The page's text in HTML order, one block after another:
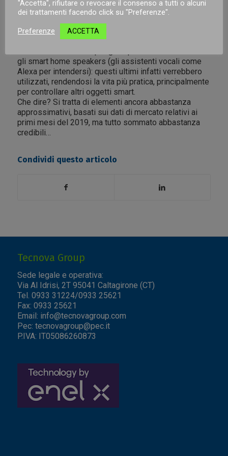
Secondo alcune proiezioni poi la domotica nei
tendenza nel senso che la classifica degli oggetti più
venduti esposta sopra potrebbe ribaltarsi vedendo un
gli smart home speakers (gli assistenti vocali come
Alexa per intendersi): questi ultimi infatti verrebbero
utilizzati, rendendosi la vita più pratica, principalmente
per controllare altri oggetti smart.
Che dire? Si tratta di elementi ancora abbastanza
approssimativi, basati sui dati di mercato relativi ai
primi mesi del 2019, ma tutto sommato abbastanza
credibili…
Condividi questo articolo
Tecnova Group
Sede legale e operativa:
Via Al Idrisi, 2T 95041 Caltagirone (CT)
Tel. 0933 31224/0933 25621
Fax: 0933 25621
Email: info@tecnovagroup.com
Pec: tecnovagroup@pec.it
P.IVA: IT05086260873
"Accetta", rifiutare o revocare il consenso a tutti o alcuni
dei trattamenti facendo click su "Preferenze".
Preferenze ACCETTA